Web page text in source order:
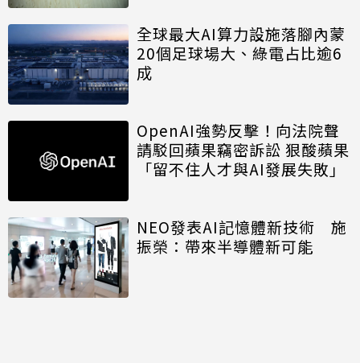
全球最大AI算力設施落腳內蒙
20個足球場大、綠電占比逾6
成
OpenAI強勢反擊！向法院聲
請駁回蘋果竊密訴訟 狠酸蘋果
「留不住人才與AI發展失敗」
NEO發表AI記憶體新技術 施
振榮：帶來半導體新可能